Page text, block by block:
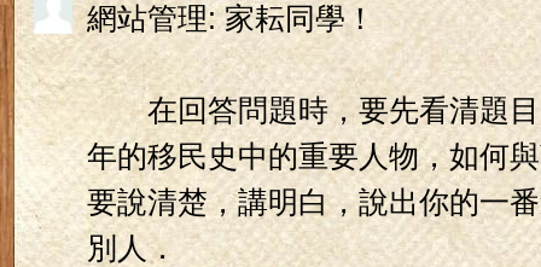
網站管理: 家耘同學！
在回答問題時，要先看清題目
年的移民史中的重要人物，如何
要說清楚，講明白，說出你的一
別人．